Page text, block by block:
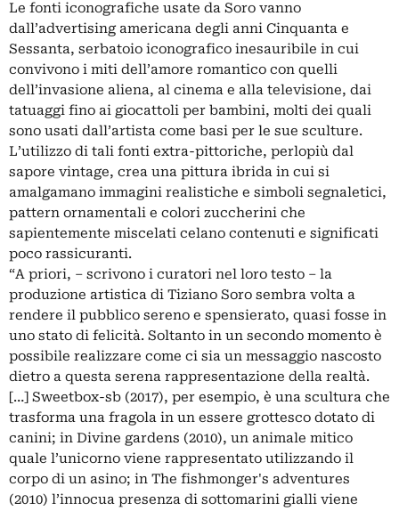
Le fonti iconografiche usate da Soro vanno
dall’advertising americana degli anni Cinquanta e
Sessanta, serbatoio iconografico inesauribile in cui
convivono i miti dell’amore romantico con quelli
dell’invasione aliena, al cinema e alla televisione, dai
tatuaggi fino ai giocattoli per bambini, molti dei quali
sono usati dall’artista come basi per le sue sculture.
L’utilizzo di tali fonti extra-pittoriche, perlopiù dal
sapore vintage, crea una pittura ibrida in cui si
amalgamano immagini realistiche e simboli segnaletici,
pattern ornamentali e colori zuccherini che
sapientemente miscelati celano contenuti e significati
poco rassicuranti.
“A priori, – scrivono i curatori nel loro testo – la
produzione artistica di Tiziano Soro sembra volta a
rendere il pubblico sereno e spensierato, quasi fosse in
uno stato di felicità. Soltanto in un secondo momento è
possibile realizzare come ci sia un messaggio nascosto
dietro a questa serena rappresentazione della realtà.
[…] Sweetbox-sb (2017), per esempio, è una scultura che
trasforma una fragola in un essere grottesco dotato di
canini; in Divine gardens (2010), un animale mitico
quale l’unicorno viene rappresentato utilizzando il
corpo di un asino; in The fishmonger's adventures
(2010) l’innocua presenza di sottomarini gialli viene